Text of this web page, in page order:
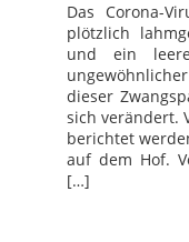
Das Corona-
plötzlich
und ein
dieser
sich verändert.
berichtet
auf dem Hof.
[…]